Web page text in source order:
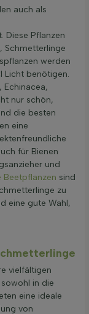
auch als
Diese Pflanzen
Schmetterlinge
werden
Licht benötigen.
Echinacea,
nur schön,
die besten
eine
für Bienen
und
Beetpflanzen sind
zu
eine gute Wahl,
vielfältigen
in die
eine ideale
von